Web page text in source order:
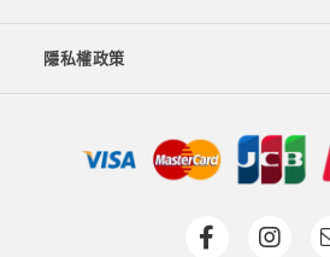
隱私權政策